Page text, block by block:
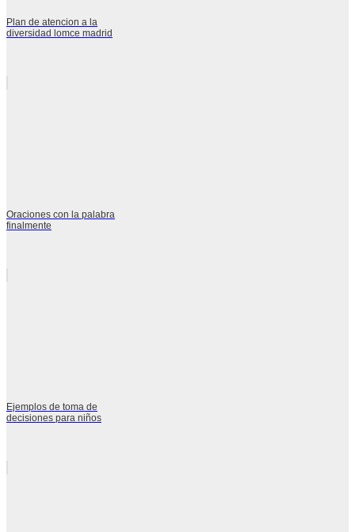
Plan de atencion a la
diversidad lomce madrid
Oraciones con la palabra
finalmente
Ejemplos de toma de
decisiones para niños